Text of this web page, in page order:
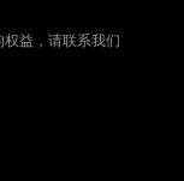
益，请联系我们